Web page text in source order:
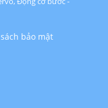
bảo mật